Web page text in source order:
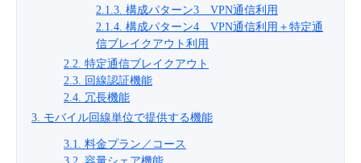
- APIリファレンス
■ 基本構築ガイド
- クラウド / サーバー
- ITインフラストラクチャー
- その他
2.1.3. 構成パターン3 VPN通信利用
2.1.4. 構成パターン4 VPN通信利用＋特定通
信ブレイクアウト利用
2.2. 特定通信ブレイクアウト
2.3. 回線認証機能
2.4. 冗長機能
3. モバイル回線単位で提供する機能
3.1. 料金プラン／コース